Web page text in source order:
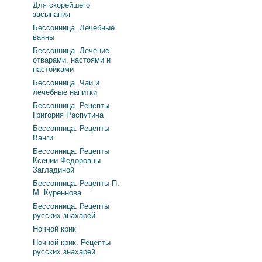
Для скорейшего
засыпания
Бессонница. Лечебные
ванны
Бессонница. Лечение
отварами, настоями и
настойками
Бессонница. Чаи и
лечебные напитки
Бессонница. Рецепты
Григория Распутина
Бессонница. Рецепты
Ванги
Бессонница. Рецепты
Ксении Федоровны
Загладиной
Бессонница. Рецепты П.
М. Куреннова
Бессонница. Рецепты
русских знахарей
Ночной крик
Ночной крик. Рецепты
русских знахарей